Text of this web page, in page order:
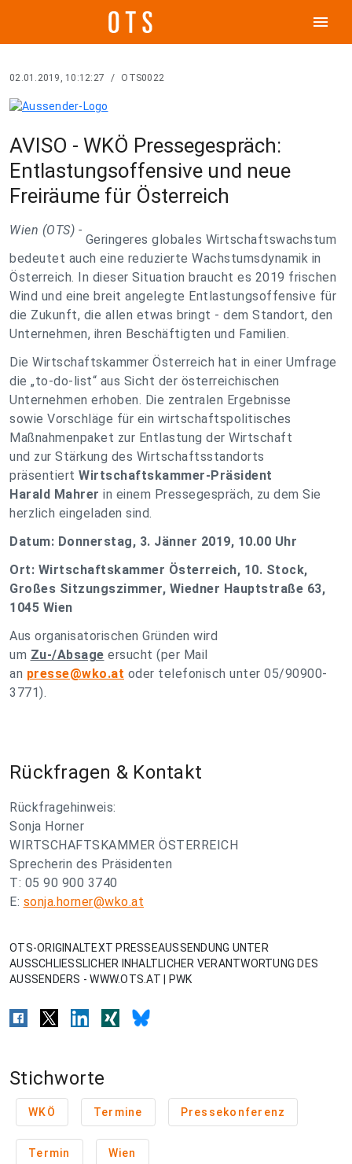
menu
02.01.2019, 10:12:27 / OTS0022
AVISO - WKÖ Pressegespräch:
Entlastungsoffensive und neue
Freiräume für Österreich
Wien (OTS) -
Geringeres globales Wirtschaftswachstum
bedeutet auch eine reduzierte Wachstumsdynamik in
Österreich. In dieser Situation braucht es 2019 frischen
Wind und eine breit angelegte Entlastungsoffensive für
die Zukunft, die allen etwas bringt - dem Standort, den
Unternehmen, ihren Beschäftigten und Familien.
Die Wirtschaftskammer Österreich hat in einer Umfrage
die „to-do-list“ aus Sicht der österreichischen
Unternehmen erhoben. Die zentralen Ergebnisse
sowie Vorschläge für ein wirtschaftspolitisches
Maßnahmenpaket zur Entlastung der Wirtschaft
und zur Stärkung des Wirtschaftsstandorts
präsentiert Wirtschaftskammer-Präsident
Harald Mahrer in einem Pressegespräch, zu dem Sie
herzlich eingeladen sind.
Datum: Donnerstag, 3. Jänner 2019, 10.00 Uhr
Ort: Wirtschaftskammer Österreich, 10. Stock,
Großes Sitzungszimmer, Wiedner Hauptstraße 63,
1045 Wien
Aus organisatorischen Gründen wird
um Zu-/Absage ersucht (per Mail
an presse@wko.at oder telefonisch unter 05/90900-
3771).
Rückfragen & Kontakt
Rückfragehinweis:
Sonja Horner
WIRTSCHAFTSKAMMER ÖSTERREICH
Sprecherin des Präsidenten
T: 05 90 900 3740
E: sonja.horner@wko.at
OTS-ORIGINALTEXT PRESSEAUSSENDUNG UNTER
AUSSCHLIESSLICHER INHALTLICHER VERANTWORTUNG DES
AUSSENDERS - WWW.OTS.AT | PWK
Stichworte
WKÖ Termine Pressekonferenz
Termin Wien